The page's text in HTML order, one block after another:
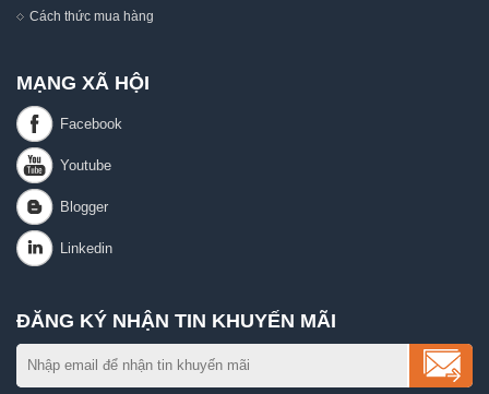
Cách thức mua hàng
MẠNG XÃ HỘI
ĐĂNG KÝ NHẬN TIN KHUYẾN MÃI